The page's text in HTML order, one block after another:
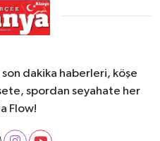
dakika haberleri, köşe
spordan seyahate her
Flow!